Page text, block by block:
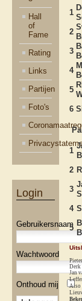
Hall
of
Fame
Rating
Links
Partijen
Foto's
Login
Gebruikersnaam
Wachtwoord
Onthoud mij
1
2
3
4
5
6
1
2
3
4
5
Derk
Jan
Aiso